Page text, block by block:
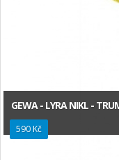
GEWA - LYRA NIKL -
590 Kč